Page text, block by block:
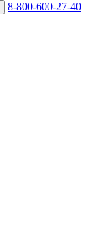
8-800-600-27-40